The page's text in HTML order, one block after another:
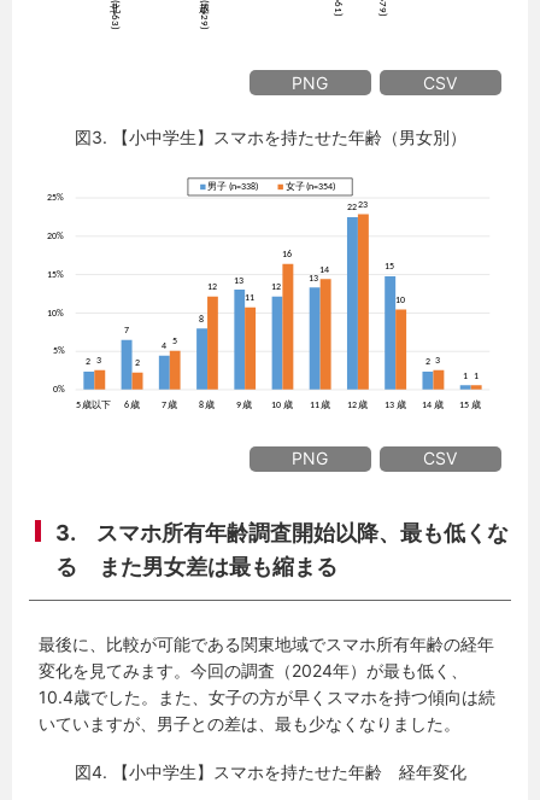
PNG CSV
図3. 【小中学生】スマホを持たせた年齢（男女別）
PNG CSV
3. スマホ所有年齢調査開始以降、最も低くな
る また男女差は最も縮まる
最後に、比較が可能である関東地域でスマホ所有年齢の経年
変化を見てみます。今回の調査（2024年）が最も低く、
10.4歳でした。また、女子の方が早くスマホを持つ傾向は続
いていますが、男子との差は、最も少なくなりました。
図4. 【小中学生】スマホを持たせた年齢 経年変化